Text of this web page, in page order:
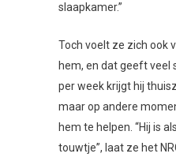
slaapkamer.”
Toch voelt ze zich ook
hem, en dat geeft veel
per week krijgt hij
maar op andere
hem te helpen. “Hij is
touwtje”, laat ze het